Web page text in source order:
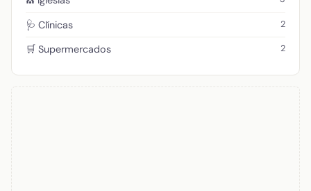
🩺 Clínicas 2
🛒 Supermercados 2